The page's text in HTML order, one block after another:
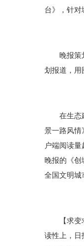
台》，针对
晚报策划
划报道，用
在生态建
景一路风情
户端阅读
晚报的《创
全国文明城
【求变求
读性上，日